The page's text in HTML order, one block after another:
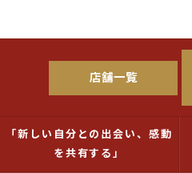
店舗一覧
「新しい自分との出会い、感動
を共有する」